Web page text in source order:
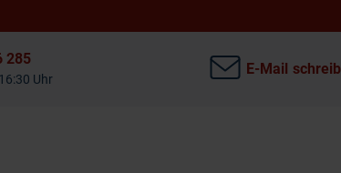
285
Uhr
E-Mail